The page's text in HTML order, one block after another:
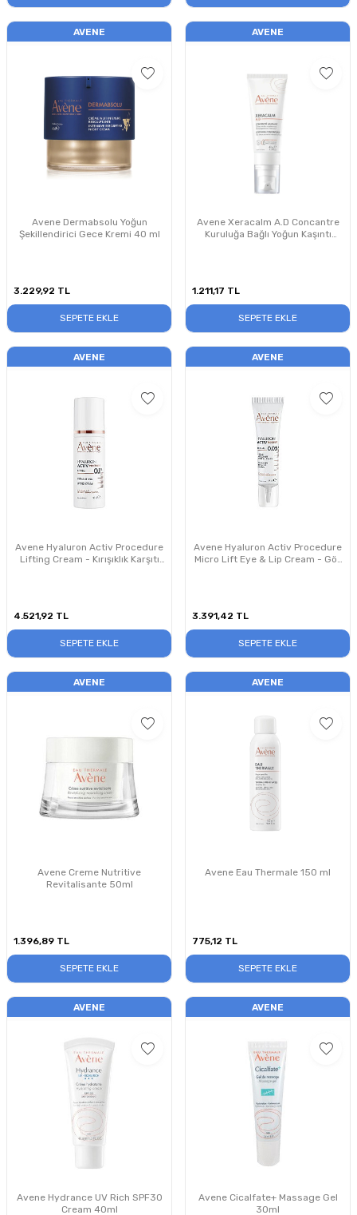
AVENE
Avene Dermabsolu Yoğun
Şekillendirici Gece Kremi 40 ml
3.229,92 TL
SEPETE EKLE
AVENE
Avene Xeracalm A.D Concantre
Kuruluğa Bağlı Yoğun Kaşıntı
1.211,17 TL
SEPETE EKLE
AVENE
Avene Hyaluron Activ Procedure
Lifting Cream - Kırışıklık Karşıtı
4.521,92 TL
SEPETE EKLE
AVENE
Avene Hyaluron Activ Procedure
Micro Lift Eye & Lip Cream - Göz
3.391,42 TL
SEPETE EKLE
AVENE
Avene Creme Nutritive
Revitalisante 50ml
1.396,89 TL
SEPETE EKLE
AVENE
Avene Eau Thermale 150 ml
775,12 TL
SEPETE EKLE
AVENE
Avene Hydrance UV Rich SPF30
Cream 40ml
AVENE
Avene Cicalfate+ Massage Gel
30ml